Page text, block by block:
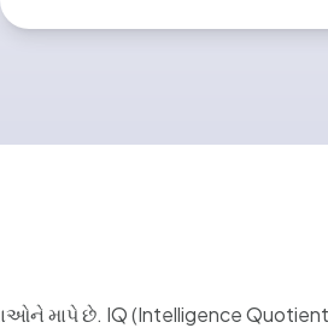
માપે છે. IQ (Intelligence